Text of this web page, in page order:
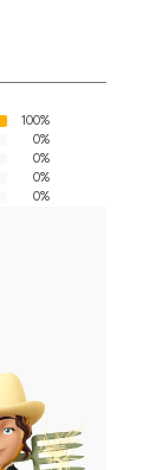
100%
0%
0%
0%
0%